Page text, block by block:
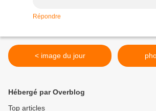
Répondre
< image du jour
Hébergé par Overblog
Top articles